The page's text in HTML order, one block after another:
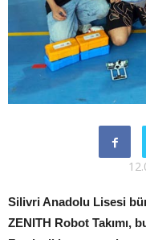
Silivri Anadolu Lisesi
ZENITH Robot Takımı,